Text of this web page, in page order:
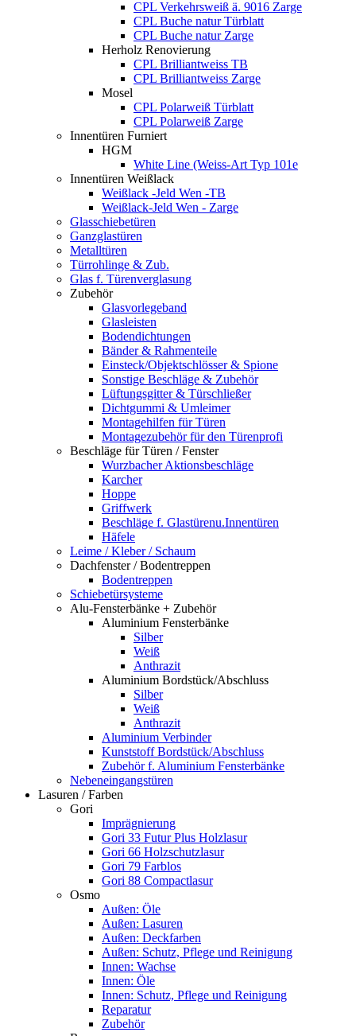
CPL Verkehrsweiß ä. 9016 Zarge
CPL Buche natur Türblatt
CPL Buche natur Zarge
Herholz Renovierung
CPL Brilliantweiss TB
CPL Brilliantweiss Zarge
Mosel
CPL Polarweiß Türblatt
CPL Polarweiß Zarge
Innentüren Furniert
HGM
White Line (Weiss-Art Typ 101e
Innentüren Weißlack
Weißlack -Jeld Wen -TB
Weißlack-Jeld Wen - Zarge
Glasschiebetüren
Ganzglastüren
Metalltüren
Türrohlinge & Zub.
Glas f. Türenverglasung
Zubehör
Glasvorlegeband
Glasleisten
Bodendichtungen
Bänder & Rahmenteile
Einsteck/Objektschlösser & Spione
Sonstige Beschläge & Zubehör
Lüftungsgitter & Türschließer
Dichtgummi & Umleimer
Montagehilfen für Türen
Montagezubehör für den Türenprofi
Beschläge für Türen / Fenster
Wurzbacher Aktionsbeschläge
Karcher
Hoppe
Griffwerk
Beschläge f. Glastürenu.Innentüren
Häfele
Leime / Kleber / Schaum
Dachfenster / Bodentreppen
Bodentreppen
Schiebetürsysteme
Alu-Fensterbänke + Zubehör
Aluminium Fensterbänke
Silber
Weiß
Anthrazit
Aluminium Bordstück/Abschluss
Silber
Weiß
Anthrazit
Aluminium Verbinder
Kunststoff Bordstück/Abschluss
Zubehör f. Aluminium Fensterbänke
Nebeneingangstüren
Lasuren / Farben
Gori
Imprägnierung
Gori 33 Futur Plus Holzlasur
Gori 66 Holzschutzlasur
Gori 79 Farblos
Gori 88 Compactlasur
Osmo
Außen: Öle
Außen: Lasuren
Außen: Deckfarben
Außen: Schutz, Pflege und Reinigung
Innen: Wachse
Innen: Öle
Innen: Schutz, Pflege und Reinigung
Reparatur
Zubehör